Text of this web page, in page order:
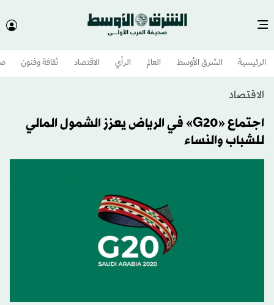
الرئيسية الشرق الأوسط​ العالم الرأي الاقتصاد ثقافة وفنون
الاقتصاد
اجتماع «G20» في الرياض يعزز الشمول المالي
للشباب والنساء